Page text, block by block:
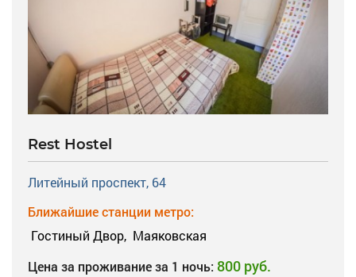
Rest Hostel
Литейный проспект, 64
Ближайшие станции метро:
Гостиный Двор, Маяковская
Цена за проживание за 1 ночь: 800 руб.